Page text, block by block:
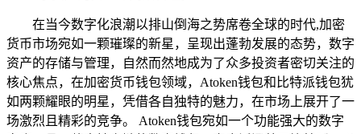
在当今数字化浪潮以排山倒海之势席卷全球的时代,加密
货币市场宛如一颗璀璨的新星，呈现出蓬勃发展的态势，数字
资产的存储与管理，自然而然地成为了众多投资者密切关注的
核心焦点，在加密货币钱包领域，Atoken钱包和比特派钱包犹
如两颗耀眼的明星，凭借各自独特的魅力，在市场上展开了一
场激烈且精彩的竞争。 Atoken钱包宛如一个功能强大的数字